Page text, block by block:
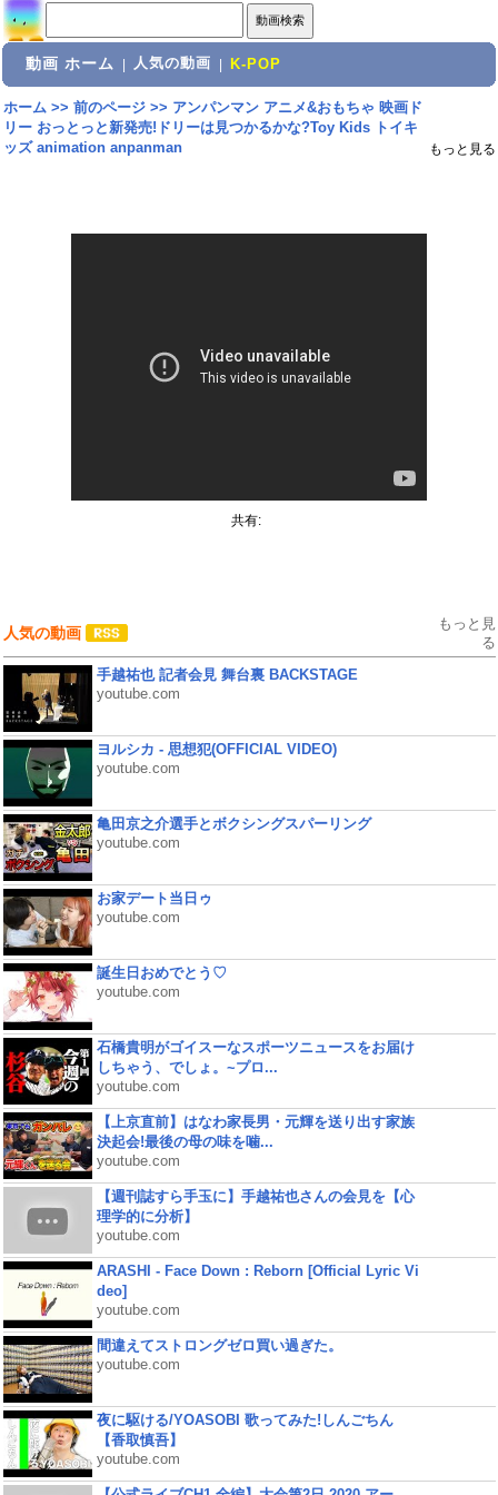
動画 ホーム 人気の動画 K-POP
ホーム>> 前のページ>> アンパンマン アニメ&おもちゃ 映画ド
リー おっとっと新発売!ドリーは見つかるかな?Toy Kids トイキ
ッズ animation anpanman
もっと見る
共有:
人気の動画
もっと見
る
手越祐也 記者会見 舞台裏 BACKSTAGE
youtube.com
ヨルシカ - 思想犯(OFFICIAL VIDEO)
youtube.com
亀田京之介選手とボクシングスパーリング
youtube.com
お家デート当日ゥ
youtube.com
誕生日おめでとう♡
youtube.com
石橋貴明がゴイスーなスポーツニュースをお届け
しちゃう、でしょ。~プロ...
youtube.com
【上京直前】はなわ家長男・元輝を送り出す家族
決起会!最後の母の味を噛...
youtube.com
【週刊誌すら手玉に】手越祐也さんの会見を【心
理学的に分析】
youtube.com
ARASHI - Face Down : Reborn [Official Lyric Vi
deo]
youtube.com
間違えてストロングゼロ買い過ぎた。
youtube.com
夜に駆ける/YOASOBI 歌ってみた!しんごちん
【香取慎吾】
youtube.com